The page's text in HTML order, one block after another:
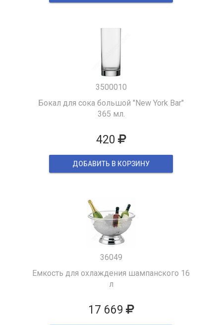
3500010
Бокал для сока большой "New York Bar"
365 мл.
420
ДОБАВИТЬ В КОРЗИНУ
36049
Емкость для охлаждения шампанского 16
л
17 669